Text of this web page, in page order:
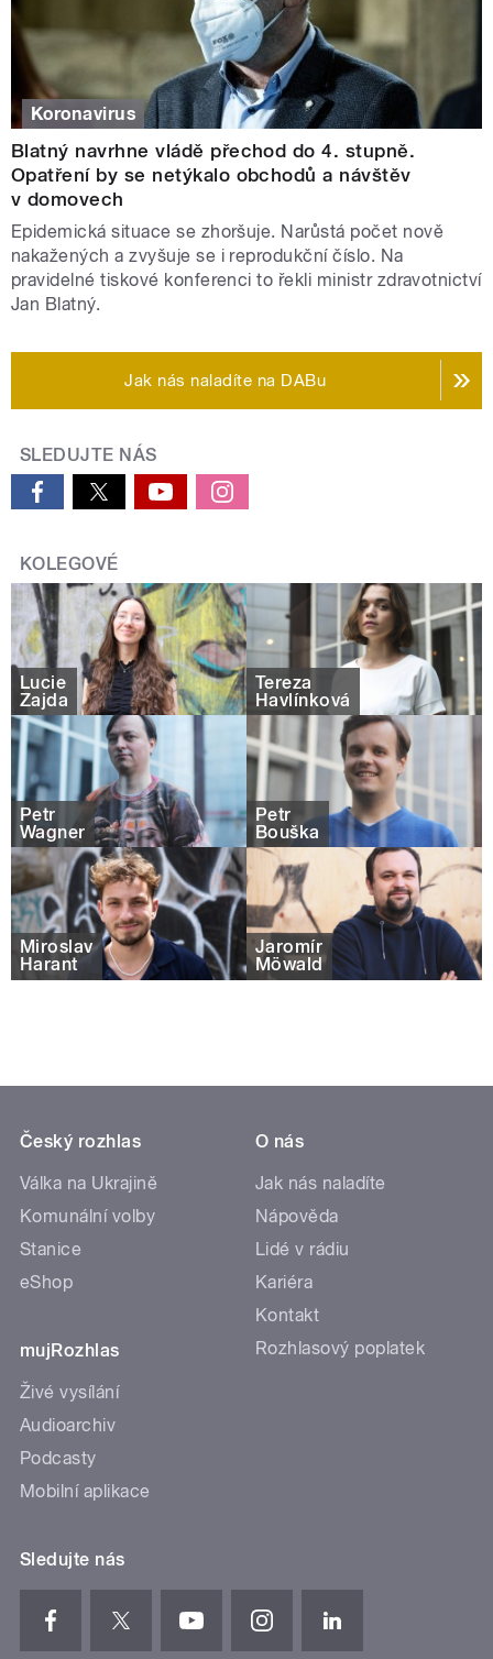
Koronavirus
Blatný navrhne vládě přechod do 4. stupně.
Opatření by se netýkalo obchodů a návštěv
v domovech
Epidemická situace se zhoršuje. Narůstá počet nově
nakažených a zvyšuje se i reprodukční číslo. Na
pravidelné tiskové konferenci to řekli ministr zdravotnictví
Jan Blatný.
Jak nás naladíte na DABu
SLEDUJTE NÁS
KOLEGOVÉ
Lucie
Zajda
Tereza
Havlínková
Petr
Wagner
Petr
Bouška
Miroslav
Harant
Jaromír
Möwald
Český rozhlas
Válka na Ukrajině
Komunální volby
Stanice
eShop
mujRozhlas
Živé vysílání
Audioarchiv
Podcasty
Mobilní aplikace
O nás
Jak nás naladíte
Nápověda
Lidé v rádiu
Kariéra
Kontakt
Rozhlasový poplatek
Sledujte nás